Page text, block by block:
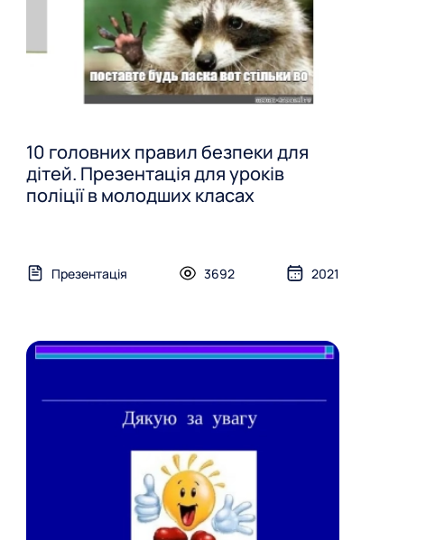
10 головних правил безпеки для
дітей. Презентація для уроків
поліції в молодших класах
Презентація 3692 2021